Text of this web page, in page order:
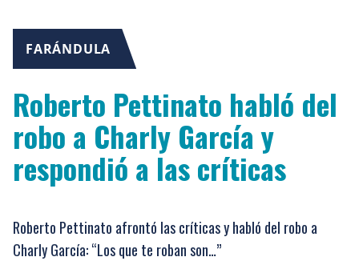
FARÁNDULA
Roberto Pettinato habló del
robo a Charly García y
respondió a las críticas
Roberto Pettinato afrontó las críticas y habló del robo a
Charly García: “Los que te roban son…”